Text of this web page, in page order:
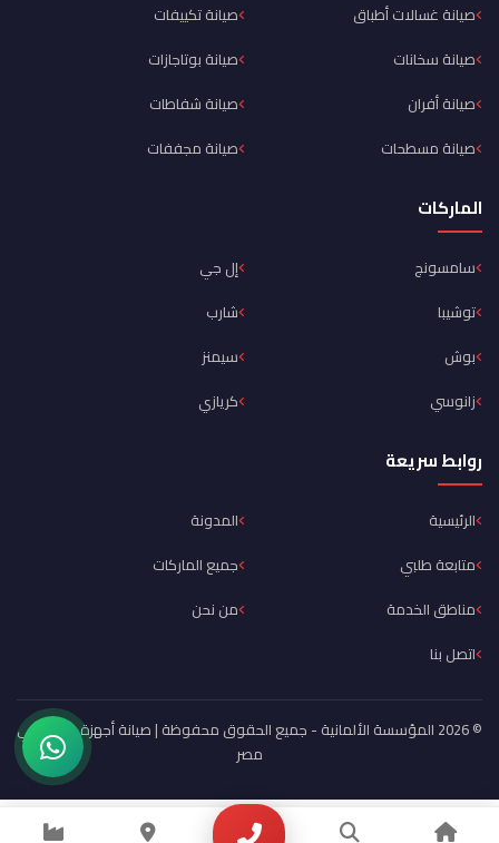
صيانة غسالات أطباق
صيانة تكييفات
صيانة سخانات
صيانة بوتاجازات
صيانة أفران
صيانة شفاطات
صيانة مسطحات
صيانة مجففات
الماركات
سامسونج
إل جي
توشيبا
شارب
بوش
سيمنز
زانوسي
كريازي
روابط سريعة
الرئيسية
المدونة
متابعة طلبي
جميع الماركات
مناطق الخدمة
من نحن
اتصل بنا
© 2026 المؤسسة الألمانية - جميع الحقوق محفوظة | صيانة أجهزة منزلية في
مصر